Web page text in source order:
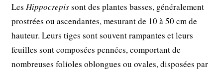
LesHippocrepissont des plantes basses, généralement
prostrées ou ascendantes, mesurant de 10 à 50 cm de
hauteur. Leurs tiges sont souvent rampantes et leurs
feuilles sont composées pennées, comportant de
nombreuses folioles oblongues ou ovales, disposées par